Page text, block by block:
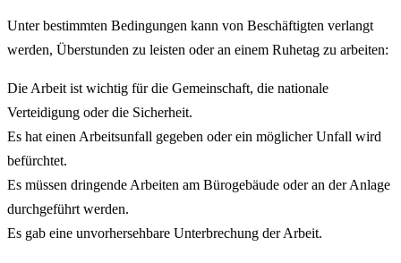
Unter bestimmten Bedingungen kann von Beschäftigten verlangt
werden, Überstunden zu leisten oder an einem Ruhetag zu arbeiten:
Die Arbeit ist wichtig für die Gemeinschaft, die nationale
Verteidigung oder die Sicherheit.
Es hat einen Arbeitsunfall gegeben oder ein möglicher Unfall wird
befürchtet.
Es müssen dringende Arbeiten am Bürogebäude oder an der Anlage
durchgeführt werden.
Es gab eine unvorhersehbare Unterbrechung der Arbeit.